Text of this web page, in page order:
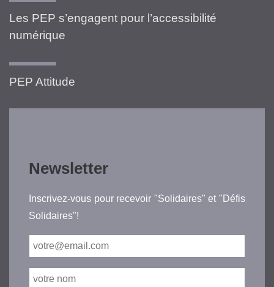
Les PEP s’engagent pour l’accessibilité
numérique
PEP Attitude
Newsletter
Inscrivez-vous pour recevoir "Solidaires" et "Défis
Solidaires"!